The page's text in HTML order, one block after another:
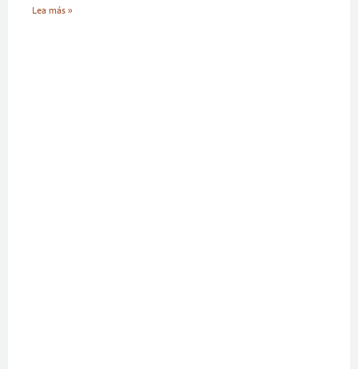
Lea más »